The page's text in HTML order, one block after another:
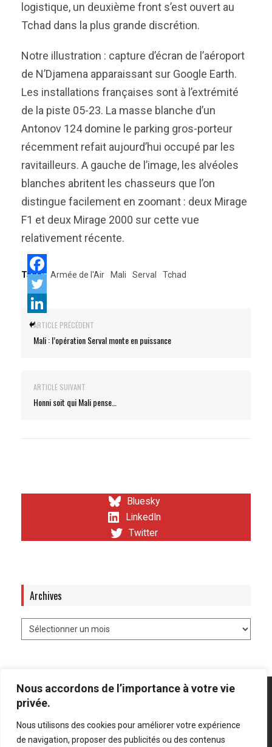
Nous accordons de l’importance à votre vie
privée.
Nous utilisons des cookies pour améliorer votre expérience
de navigation, proposer des publicités ou des contenus
logistique, un deuxième front s’est ouvert au
Tchad dans la plus grande discrétion.
Notre illustration : capture d’écran de l’aéroport
de N’Djamena apparaissant sur Google Earth.
Les installations françaises sont à l’extrémité
de la piste 05-23. La masse blanche d’un
Antonov 124 domine le parking gros-porteur
récemment refait aujourd’hui occupé par les
ravitailleurs. A gauche de l’image, les alvéoles
blanches abritent les chasseurs que l’on
distingue facilement en zoomant : deux Mirage
F1 et deux Mirage 2000 sur cette vue
relativement récente.
Tags: Armée de l'Air Mali Serval Tchad
ARTICLE PRÉCÉDENT
Mali : l’opération Serval monte en puissance
ARTICLE SUIVANT
Honni soit qui Mali pense…
Bluesky
LinkedIn
Twitter
Archives
Mentions légales Politique de confidentialité